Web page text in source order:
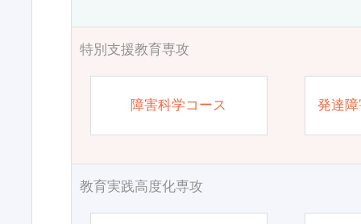
特別支援教育専攻
障害科学コース 発達
教育実践高度化専攻